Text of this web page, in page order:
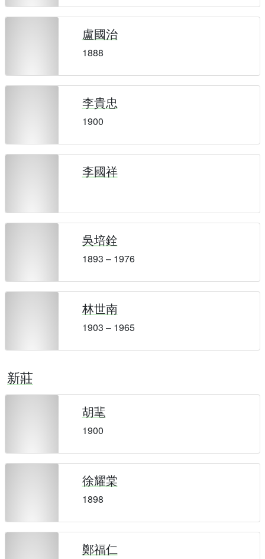
盧國治
1888
李貴忠
1900
李國祥
吳培銓
1893 – 1976
林世南
1903 – 1965
新莊
胡靟
1900
徐耀棠
1898
鄭福仁